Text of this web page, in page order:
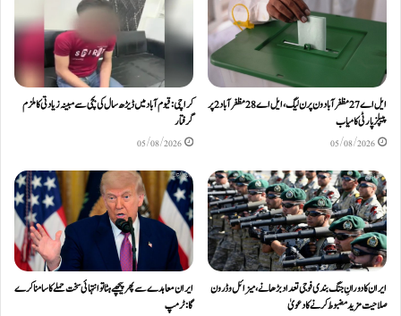
ایل اے 27 مظفرآباد ون پر ن لیگ، ایل اے 28 مظفر آباد 2 پر
پیپلز پارٹی کامیاب
05/08/2026
کراچی: قیوم آباد میں ڈیڑھ سال کی بچی سے مبینہ زیادتی کا ملزم
گرفتار
05/08/2026
ایران کا دورانِ جنگ بندی فوجی تعداد بڑھانے، میزائل و ڈرون
صلاحیت مزید مضبوط کرنے کا دعویٰ
ایران معاہدے سے پھر پیچھے ہٹا تو انتہائی سخت حملے کا سامنا کرے
گا: ٹرمپ